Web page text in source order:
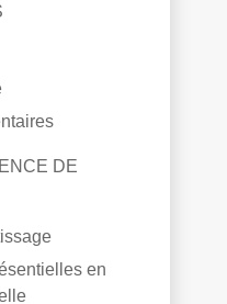
DE
en